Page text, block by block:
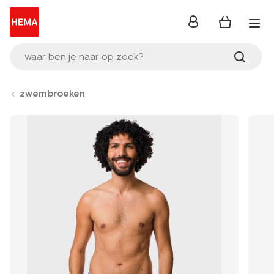
waar ben je naar op zoek?
inloggen
zwembroeken